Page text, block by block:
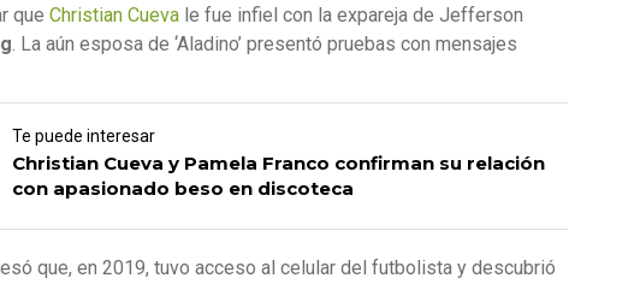
que Christian Cueva le fue infiel con la expareja de Jefferson
. La aún esposa de ‘Aladino’ presentó pruebas con mensajes
Te puede interesar
Christian Cueva y Pamela Franco confirman su relación
con apasionado beso en discoteca
que, en 2019, tuvo acceso al celular del futbolista y descubrió